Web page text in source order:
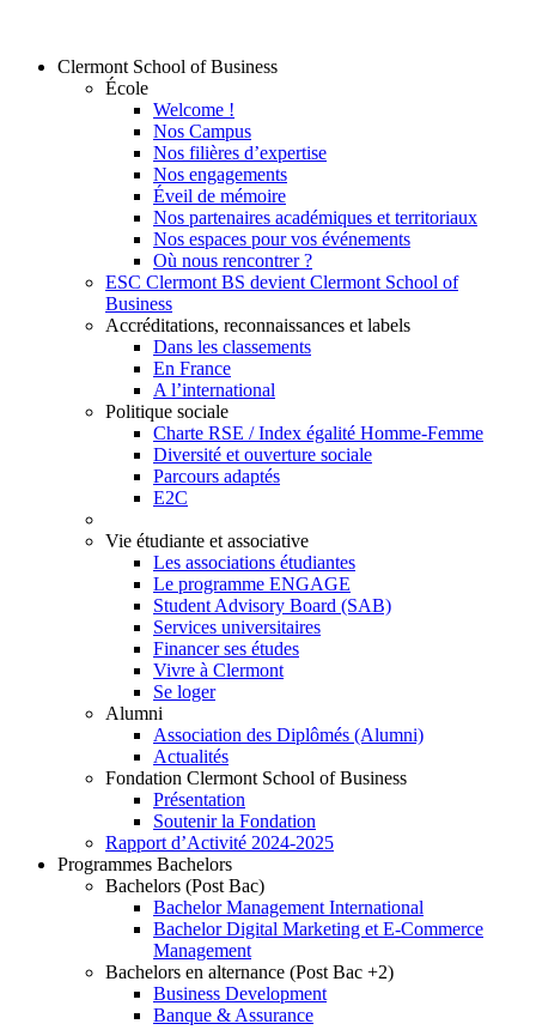
Clermont School of Business
École
Welcome !
Nos Campus
Nos filières d’expertise
Nos engagements
Éveil de mémoire
Nos partenaires académiques et territoriaux
Nos espaces pour vos événements
Où nous rencontrer ?
ESC Clermont BS devient Clermont School of
Business
Accréditations, reconnaissances et labels
Dans les classements
En France
A l’international
Politique sociale
Charte RSE / Index égalité Homme-Femme
Diversité et ouverture sociale
Parcours adaptés
E2C
Vie étudiante et associative
Les associations étudiantes
Le programme ENGAGE
Student Advisory Board (SAB)
Services universitaires
Financer ses études
Vivre à Clermont
Se loger
Alumni
Association des Diplômés (Alumni)
Actualités
Fondation Clermont School of Business
Présentation
Soutenir la Fondation
Rapport d’Activité 2024-2025
Programmes Bachelors
Bachelors (Post Bac)
Bachelor Management International
Bachelor Digital Marketing et E-Commerce
Management
Bachelors en alternance (Post Bac +2)
Business Development
Banque & Assurance